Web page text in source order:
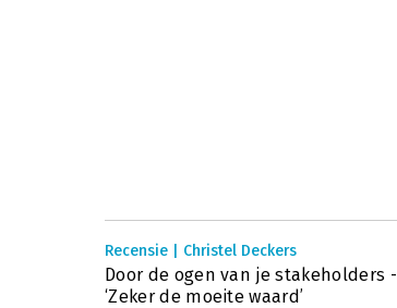
Recensie | Christel Deckers
Door de ogen van je stakeholders -
‘Zeker de moeite waard’